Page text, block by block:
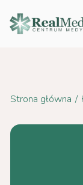
do
treści
Strona główna /